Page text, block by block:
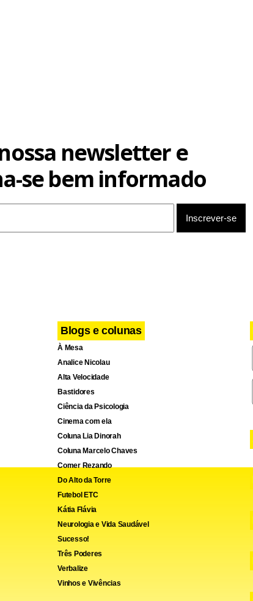
newsletter e
se bem informado
Blogs e colunas
À Mesa
Analice Nicolau
Alta Velocidade
Bastidores
Ciência da Psicologia
Cinema com ela
Coluna Lia Dinorah
Coluna Marcelo Chaves
Comer Rezando
Do Alto da Torre
Futebol ETC
Kátia Flávia
Neurologia e Vida Saudável
Sucesso!
Três Poderes
Verbalize
Vinhos e Vivências